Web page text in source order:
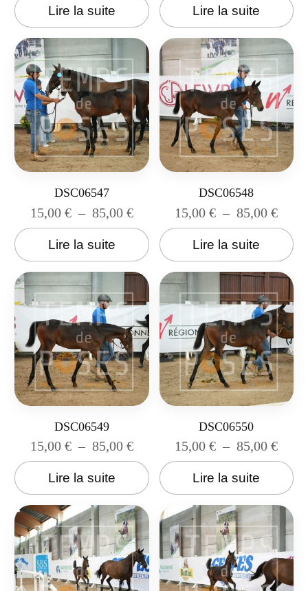
Lire la suite Lire la suite
DSC06547
15,00 € – 85,00 €
Lire la suite
DSC06548
15,00€ – 85,00€
Lire la suite
DSC06549
15,00 € – 85,00 €
Lire la suite
DSC06550
15,00€ – 85,00€
Lire la suite